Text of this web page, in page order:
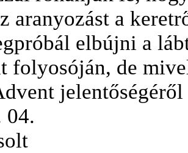
aranyozást a
elbújni a
folyosóján, de
04.